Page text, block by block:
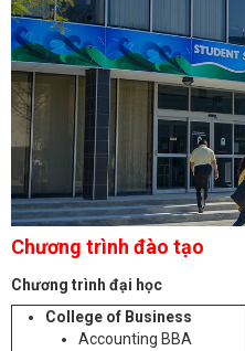
Chương trình đào tạo
Chương trình đại học
College of Business
Accounting BBA